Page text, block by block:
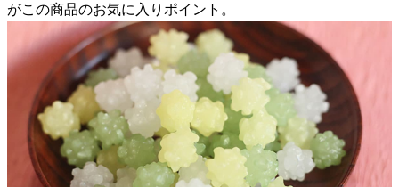
がこの商品のお気に入りポイント。